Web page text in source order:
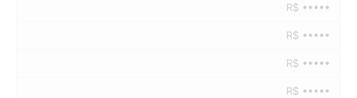
R$ •••••
R$ •••••
R$ •••••
R$ •••••